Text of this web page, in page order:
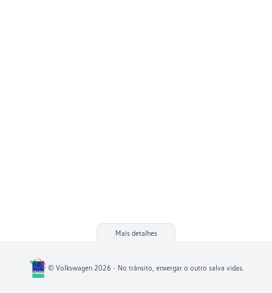
Mais detalhes
© Volkswagen 2026 - No trânsito, enxergar o outro salva vidas.